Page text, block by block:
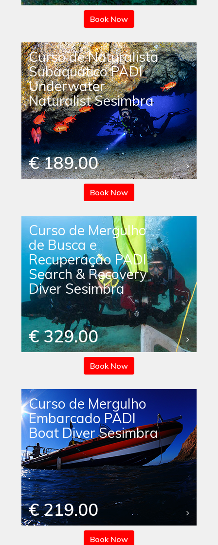
Book Now
Curso de Naturalista
Subaquático PADI
Underwater
Naturalist Sesimbra
€ 189.00
Book Now
Curso de Mergulho
de Busca e
Recuperação PADI
Search & Recovery
Diver Sesimbra
€ 329.00
Book Now
Curso de Mergulho
Embarcado PADI
Boat Diver Sesimbra
€ 219.00
Book Now